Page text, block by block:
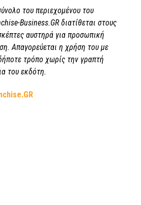
του περιεχομένου του
Business.GR διατίθεται στους
αυστηρά για προσωπική
Απαγορεύεται η χρήση του με
τρόπο χωρίς την γραπτή
του εκδότη.